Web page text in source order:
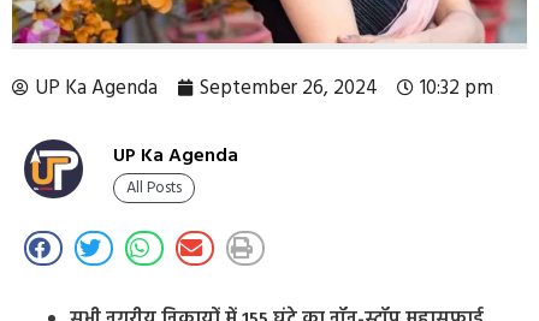
UP Ka Agenda September 26, 2024 10:32 pm
UP Ka Agenda
All Posts